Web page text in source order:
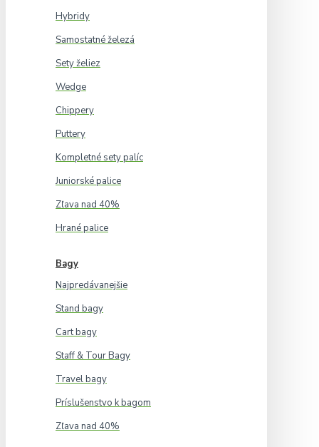
Hybridy
Samostatné železá
Sety želiez
Wedge
Chippery
Puttery
Kompletné sety palíc
Juniorské palice
Zľava nad 40%
Hrané palice
Bagy
Najpredávanejšie
Stand bagy
Cart bagy
Staff & Tour Bagy
Travel bagy
Príslušenstvo k bagom
Zľava nad 40%